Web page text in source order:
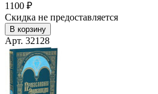
1100 ₽
Скидка не предоставляется
В корзину
Арт. 32128